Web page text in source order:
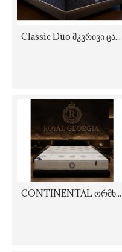
Classic Duo მკვრივი ცალმხრივი ორთოპედიული მატრასი
CONTINENTAL ორმხრივი რბილი საუკეთესო მატრასი